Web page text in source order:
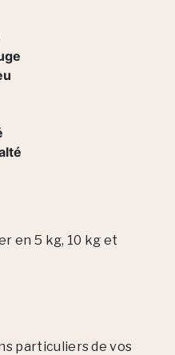
en 5 kg, 10 kg et
particuliers de vos